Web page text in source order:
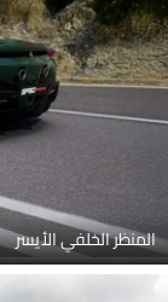
المنظر الخلفي الأيسر